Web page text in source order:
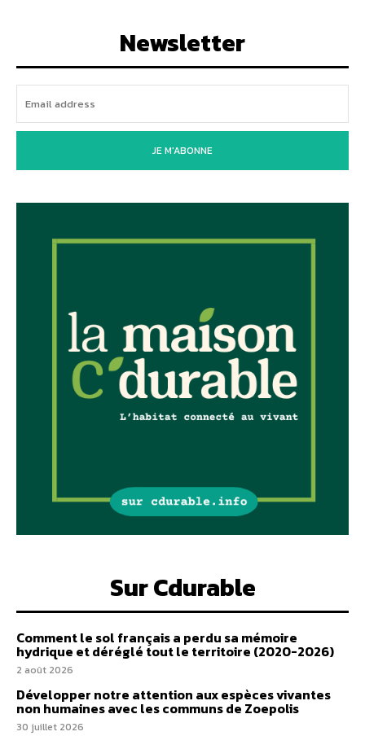
Newsletter
JE M'ABONNE
Sur Cdurable
Comment le sol français a perdu sa mémoire
hydrique et déréglé tout le territoire (2020-2026)
2 août 2026
Développer notre attention aux espèces vivantes
non humaines avec les communs de Zoepolis
30 juillet 2026